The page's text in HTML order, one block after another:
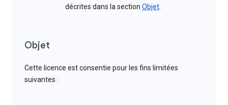
décrites dans la section Objet.
Objet
Cette licence est consentie pour les fins limitées
suivantes :